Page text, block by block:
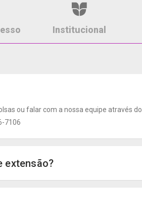
Institucional
ou falar com a nossa equipe através
7106
extensão?